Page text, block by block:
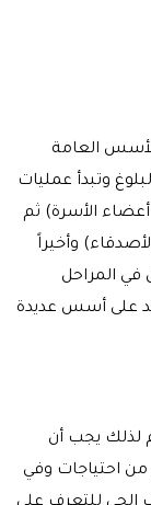
العامة
وتبدأ عمليات
أعضاء الأسرة) ثم
وأخيراً
في المراحل
على أسس عديدة
لذلك يجب أن
احتياجات وفي